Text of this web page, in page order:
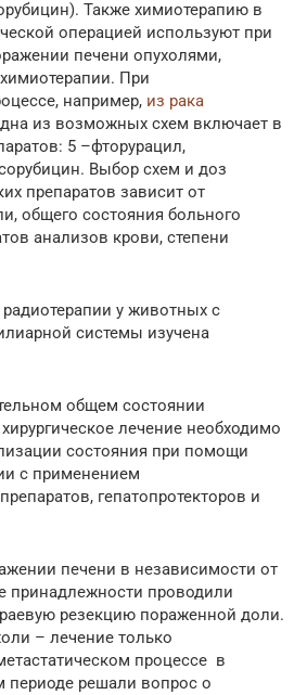
Также химиотерапию в
операцией используют при
печени опухолями,
При
например, из рака
из возможных схем включает в
5 –фторурацил,
Выбор схем и доз
препаратов зависит от
общего состояния больного
анализов крови, степени
у животных с
системы изучена
общем состоянии
лечение необходимо
состояния при помощи
с применением
гепатопротекторов и
печени в независимости от
принадлежности проводили
резекцию пораженной доли.
– лечение только
процессе в
периоде решали вопрос о